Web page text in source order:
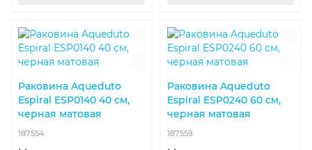
Раковина Aqueduto
Espiral ESP0140 40 см,
черная матовая
187554
Раковина Aqueduto
Espiral ESP0240 60 см,
черная матовая
187559